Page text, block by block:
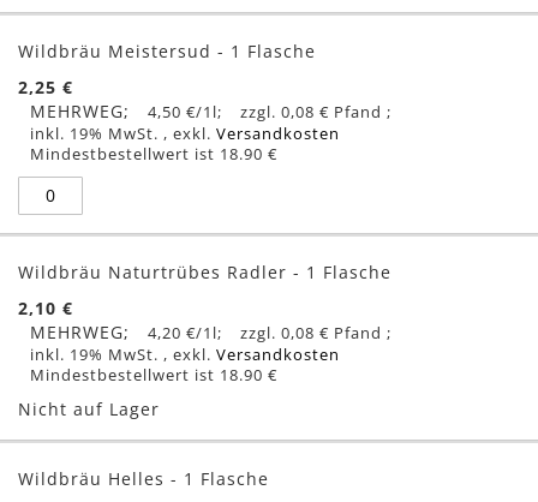
Wildbräu Meistersud - 1 Flasche
2,25 €
MEHRWEG
4,50 €/1l
0,08 €
inkl. 19% MwSt. , exkl. Versandkosten
Mindestbestellwert ist 18.90 €
Wildbräu Naturtrübes Radler - 1 Flasche
2,10 €
MEHRWEG
4,20 €/1l
0,08 €
inkl. 19% MwSt. , exkl. Versandkosten
Mindestbestellwert ist 18.90 €
Nicht auf Lager
Wildbräu Helles - 1 Flasche